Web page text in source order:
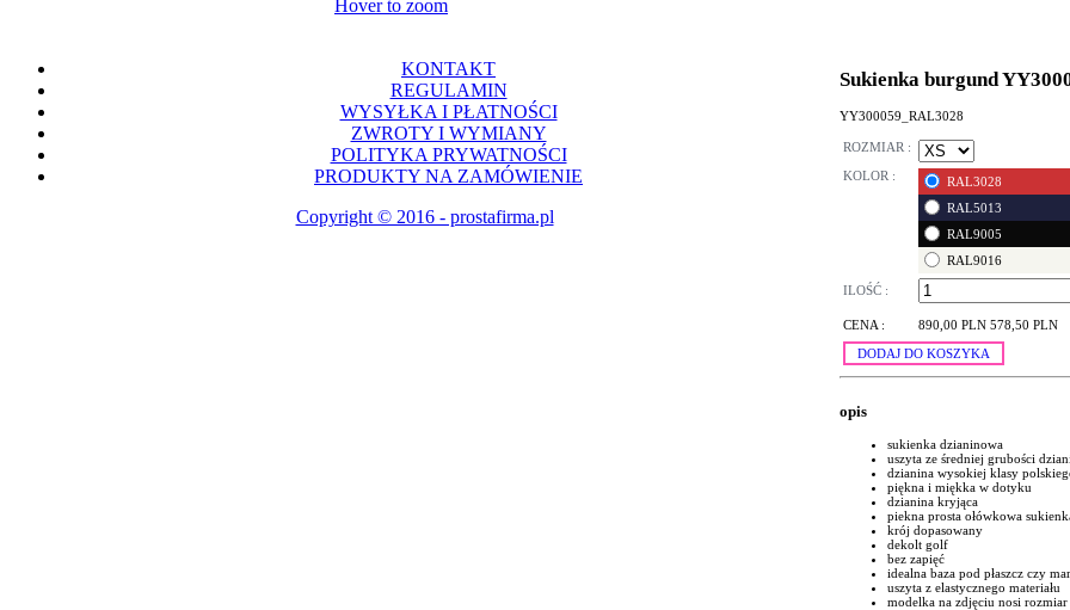
Hover to zoom
Sukienka burgund
YY300059_RAL3028
ROZMIAR :
KOLOR :
RAL3028
RAL5013
RAL9005
RAL9016
ILOŚĆ :
CENA : 890,00 PLN 578,50 PLN
DODAJ DO KOSZYKA
opis
sukienka dzianinowa
uszyta ze średniej grubości
dzianina wysokiej klasy
piękna i miękka w dotyku
dzianina kryjąca
piekna prosta ołówkowa
krój dopasowany
dekolt golf
bez zapięć
idealna baza pod płaszcz czy
uszyta z elastycznego materiału
modelka na zdjęciu nosi
KONTAKT
REGULAMIN
WYSYŁKA I PŁATNOŚCI
ZWROTY I WYMIANY
POLITYKA PRYWATNOŚCI
PRODUKTY NA ZAMÓWIENIE
Copyright © 2016 - prostafirma.pl